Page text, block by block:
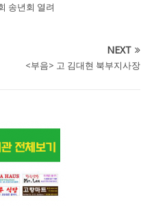
송년회 열려
NEXT
<부음> 고 김대현 북부지사장